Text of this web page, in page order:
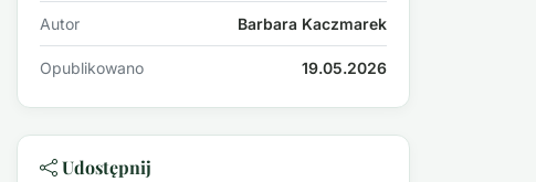
Autor Barbara Kaczmarek
Opublikowano 19.05.2026
Udostępnij